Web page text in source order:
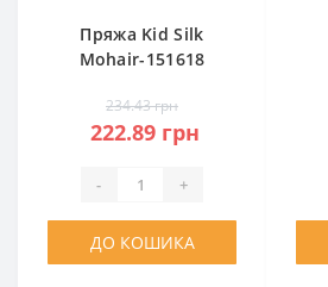
Пряжа Kid Silk
Mohair-151618
234.43 грн
222.89 грн
- +
ДО КОШИКА